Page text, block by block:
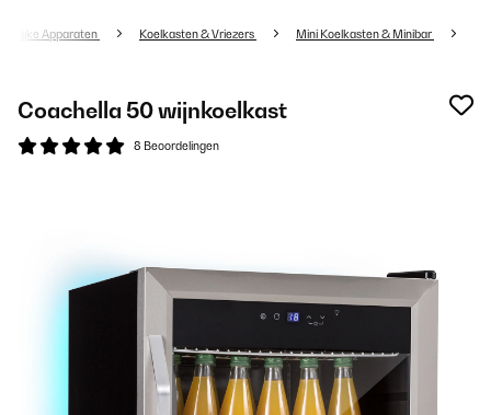
Apparaten Koelkasten & Vriezers Mini Koelkasten & Minibar
Coachella 50 wijnkoelkast
8 Beoordelingen